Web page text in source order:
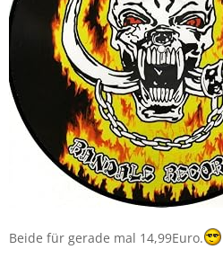
Beide für gerade mal 14,99Euro.